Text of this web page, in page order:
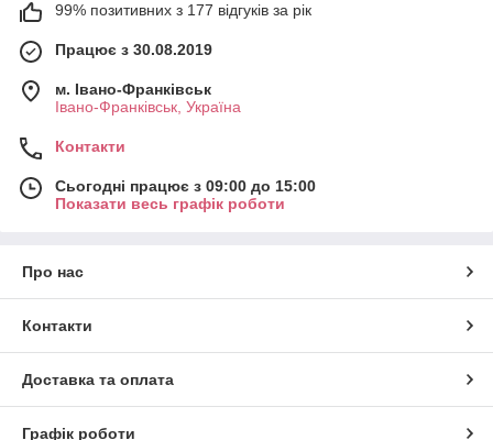
99% позитивних з 177 відгуків за рік
Працює з 30.08.2019
м. Івано-Франківськ
Івано-Франківськ, Україна
Контакти
Сьогодні працює з 09:00 до 15:00
Показати весь графік роботи
Про нас
Контакти
Доставка та оплата
Графік роботи